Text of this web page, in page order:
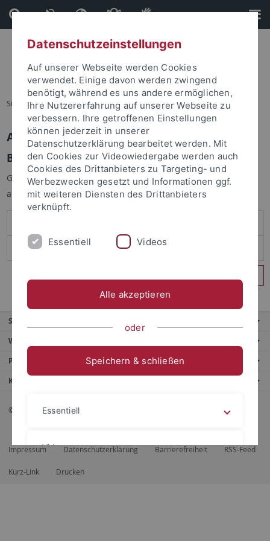
Direkt
zum
Inhalt
Direkt
zur
Fußleiste
Sie sind hier: Startseite
Anmelden
Benutzeranmeldung
Geben Sie Ihren Benutzernamen und Ihr Passwort an um sich
anzumelden:
Service
Weitere Angebote
Portale
Kontaktinfo
© 2026 Eberhard Karls Universität Tübingen, Tübingen
Impressum Datenschutzerklärung Barrierefreiheit RSS-Feed
Kurz-Link Drucken
Datenschutzeinstellungen
Auf unserer Webseite werden Cookies
verwendet. Einige davon werden zwingend
benötigt, während es uns andere ermöglichen,
Ihre Nutzererfahrung auf unserer Webseite zu
verbessern. Ihre getroffenen Einstellungen
können jederzeit in unserer
Datenschutzerklärung bearbeitet werden. Mit
den Cookies zur Videowiedergabe werden auch
Cookies des Drittanbieters zu Targeting- und
Werbezwecken gesetzt und Informationen ggf.
mit weiteren Diensten des Drittanbieters
verknüpft.
Essentiell Videos
Alle akzeptieren
oder
Speichern & schließen
Essentiell
Videos